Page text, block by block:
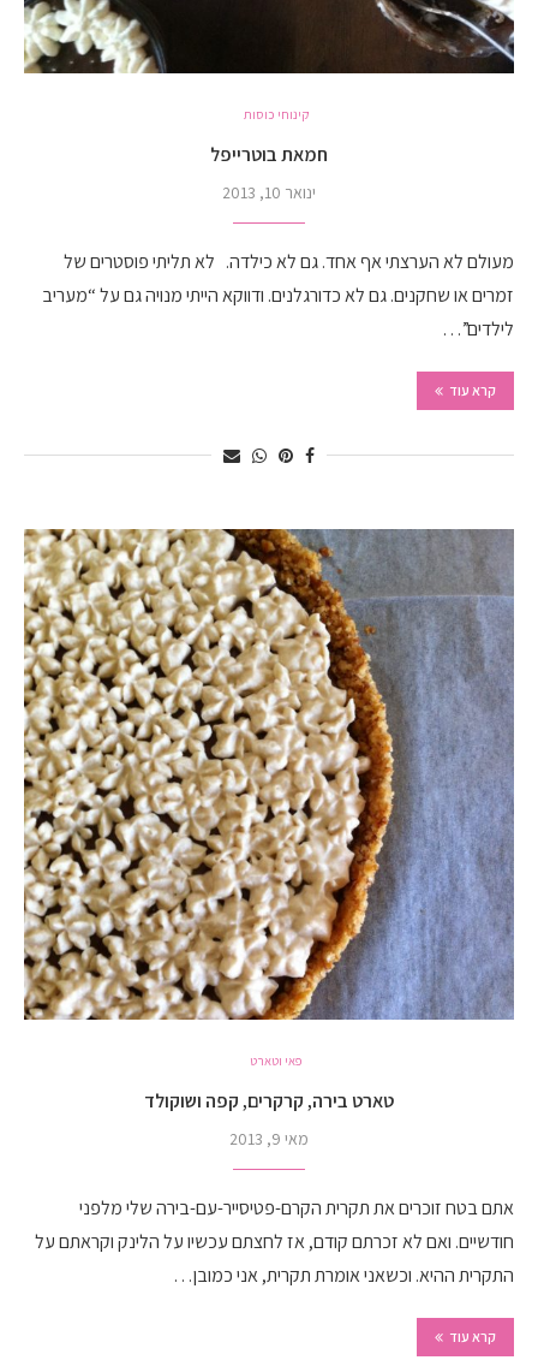
קינוחי כוסות
חמאת בוטרייפל
ינואר 10, 2013
מעולם לא הערצתי אף אחד. גם לא כילדה. לא תליתי פוסטרים של
זמרים או שחקנים. גם לא כדורגלנים. ודווקא הייתי מנויה גם על “מעריב
לילדים”…
קרא עוד
פאי וטארט
טארט בירה, קרקרים, קפה ושוקולד
מאי 9, 2013
אתם בטח זוכרים את תקרית הקרם-פטיסייר-עם-בירה שלי מלפני
חודשיים. ואם לא זכרתם קודם, אז לחצתם עכשיו על הלינק וקראתם על
התקרית ההיא. וכשאני אומרת תקרית, אני כמובן…
קרא עוד